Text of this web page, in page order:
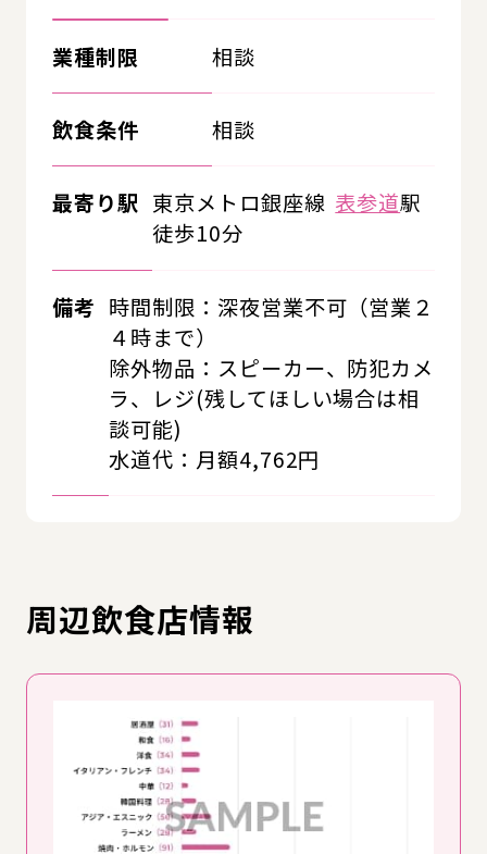
業種制限 相談
飲食条件 相談
最寄り駅 東京メトロ銀座線 表参道駅
徒歩10分
備考 時間制限：深夜営業不可（営業２
４時まで）
除外物品：スピーカー、防犯カメ
ラ、レジ(残してほしい場合は相
談可能)
水道代：月額4,762円
周辺飲食店情報